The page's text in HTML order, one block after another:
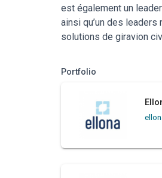
est également un
ainsi qu’un des
solutions de giravion
Portfolio